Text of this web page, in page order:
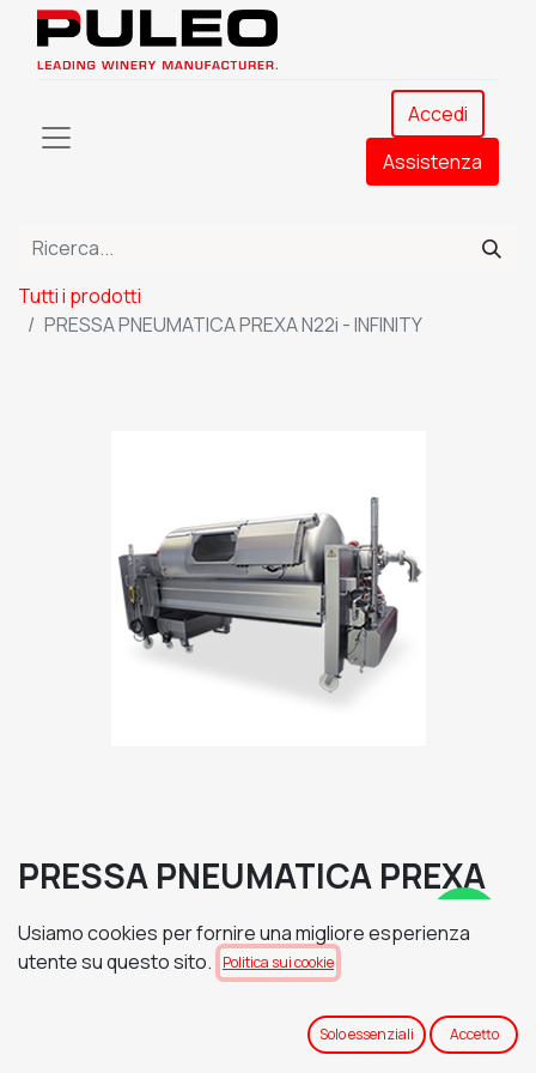
Accedi
Assistenza​
Tutti i prodotti
PRESSA PNEUMATICA PREXA N22i - INFINITY
PRESSA PNEUMATICA PREXA
N22i - INFINITY
TENSIONE DI ALIMENTAZIONE
Usiamo cookies per fornire una migliore esperienza
utente su questo sito.
Politica sui cookie
Solo essenziali Accetto